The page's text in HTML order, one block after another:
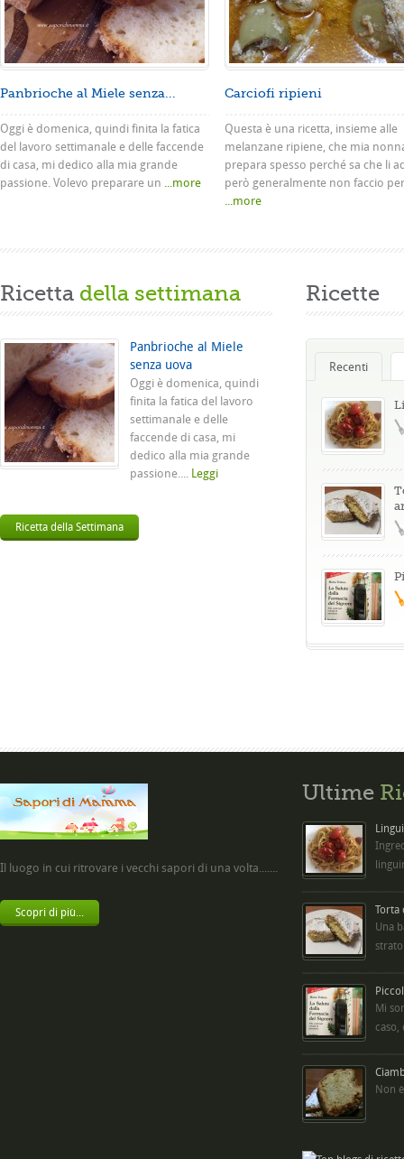
Panbrioche al Miele senza...
Oggi è domenica, quindi finita la fatica
del lavoro settimanale e delle faccende
di casa, mi dedico alla mia grande
passione. Volevo preparare un ...more
Carciofi ripieni
Questa è una ricetta, insieme alle
melanzane ripiene, che mia
prepara spesso perché sa che li
però generalmente non faccio
...more
Ricetta della settimana
Panbrioche al Miele
senza uova
Oggi è domenica, quindi
finita la fatica del lavoro
settimanale e delle
faccende di casa, mi
dedico alla mia grande
passione.... Leggi
Ricetta della Settimana
Ricette
Recenti
Il luogo in cui ritrovare i vecchi sapori di una volta.......
Scopri di più...
Ultime
Torta
Una
Mi
caso,
Non